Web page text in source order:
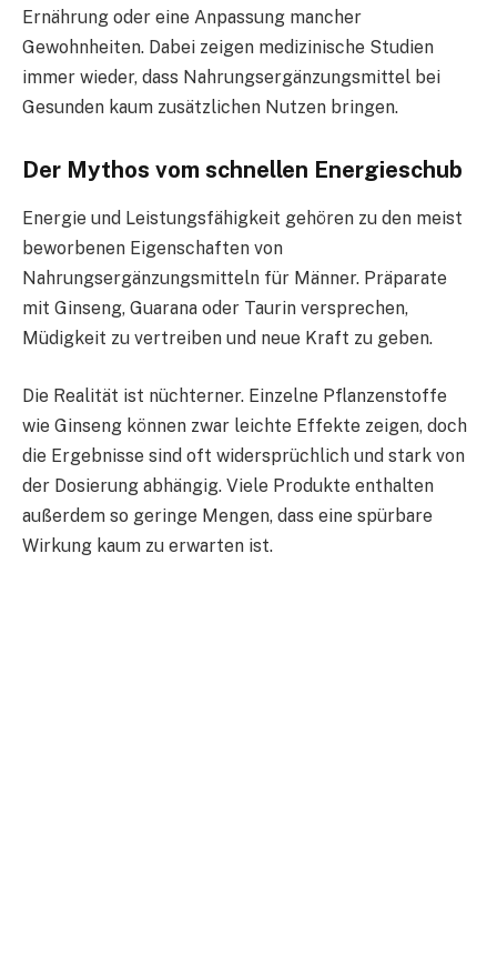
Ernährung oder eine Anpassung mancher
Gewohnheiten. Dabei zeigen medizinische Studien
immer wieder, dass Nahrungsergänzungsmittel bei
Gesunden kaum zusätzlichen Nutzen bringen.
Der Mythos vom schnellen Energieschub
Energie und Leistungsfähigkeit gehören zu den meist
beworbenen Eigenschaften von
Nahrungsergänzungsmitteln für Männer. Präparate
mit Ginseng, Guarana oder Taurin versprechen,
Müdigkeit zu vertreiben und neue Kraft zu geben.
Die Realität ist nüchterner. Einzelne Pflanzenstoffe
wie Ginseng können zwar leichte Effekte zeigen, doch
die Ergebnisse sind oft widersprüchlich und stark von
der Dosierung abhängig. Viele Produkte enthalten
außerdem so geringe Mengen, dass eine spürbare
Wirkung kaum zu erwarten ist.